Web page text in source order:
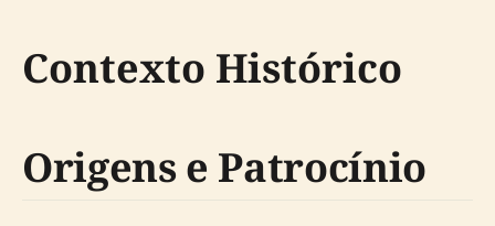
Contexto Histórico
Origens e Patrocínio